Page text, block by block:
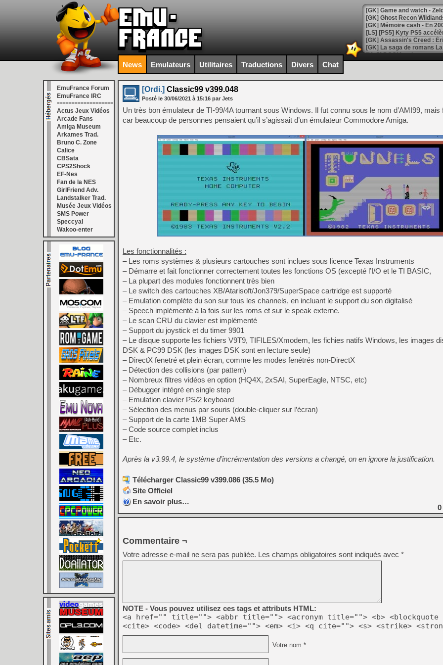
[Mo5] DOOM arrive en
[GK] Bethesda fête les 30
[GK] Roblox : l'action en
[GK] Agenda - GeForce
[GK] Devolver Digital en a
[LS] [PS5] ps5-y2jb-
[GK] Pourquoi Marvel
[GK] Test : Restory : Chill
[GK] GTA 6 : Rockstar
[GK] Hot Wheels Infinite
[GK] Mémoire cash -
[GK] Résultats Nintendo :
[GK] Déjà des
[Mo5] Brickboy cherche à
[GK] Minecraft et ses «
[GK] Beast of
[GK] Ubisoft : fin de partie
[GK] Mémoire cash -
[GK] Dan Houser (GTA)
[GK] Comment EA Sports
[GK] Crimson Moon : un
[GK] Isle of Reveries : le
[GK] Moonlighter 2 : The
[GK] Capcom relance
[Mo5] Deux inédits du
[GK] Le beat'em up The
[GK] Endless Legend 2 :
[LS] [PS5] Premiers
News Emulateurs Utilitaires Traductions Divers Chat
EmuFrance Forum
EmuFrance IRC
===================
Actus Jeux Vidéos
Arcade Fans
Amiga Museum
Arkames Trad.
Bruno C. Zone
Calice
CBSata
CPS2Shock
EF-Nes
Fan de la NES
GirlFriend Adv.
Landstalker Trad.
Musée Jeux Vidéos
SMS Power
Speccyal
Wakoo-enter
[Ordi.] Classic99 v399.048
Posté le 30/06/2021 à 15:16 par Jets
Un très bon émulateur de TI-99/4A tournant sous Windows. Il fut connu sous le nom d’AMI99, mais
car beaucoup de personnes pensaient qu’il s’agissait d’un émulateur Commodore Amiga.
Les fonctionnalités :
– Les roms systèmes & plusieurs cartouches sont inclues sous licence Texas Instruments
– Démarre et fait fonctionner correctement toutes les fonctions OS (excepté l’I/O et le TI BASIC,
– La plupart des modules fonctionnent très bien
– Le switch des cartouches XB/Atarisoft/Jon379/SuperSpace cartridge est supporté
– Emulation complète du son sur tous les channels, en incluant le support du son digitalisé
– Speech implémenté à la fois sur les roms et sur le speak externe.
– Le scan CRU du clavier est implémenté
– Support du joystick et du timer 9901
– Le disque supporte les fichiers V9T9, TIFILES/Xmodem, les fichies natifs Windows, les images
DSK & PC99 DSK (les images DSK sont en lecture seule)
– DirectX fenetré et plein écran, comme les modes fenétrés non-DirectX
– Détection des collisions (par pattern)
– Nombreux filtres vidéos en option (HQ4X, 2xSAI, SuperEagle, NTSC, etc)
– Débugger intégré en single step
– Emulation clavier PS/2 keyboard
– Sélection des menus par souris (double-cliquer sur l’écran)
– Support de la carte 1MB Super AMS
– Code source complet inclus
– Etc.
Après la v3.99.4, le système d’incrémentation des versions a changé, on en ignore la justification.
Télécharger Classic99 v399.086 (35.5 Mo)
Site Officiel
En savoir plus…
0
Commentaire ¬
Votre adresse e-mail ne sera pas publiée. Les champs obligatoires sont indiqués avec *
NOTE - Vous pouvez utilisez ces tags et attributs HTML:
<a href="" title=""> <abbr title=""> <acronym title=""> <b> <blockquote
<cite> <code> <del datetime=""> <em> <i> <q cite=""> <s> <strike>
Votre nom *